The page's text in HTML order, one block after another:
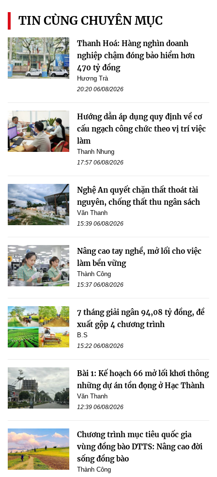
TIN CÙNG CHUYÊN MỤC
Thanh Hoá: Hàng nghìn doanh
nghiệp chậm đóng bảo hiểm hơn
470 tỷ đồng
Hương Trà
20:20 06/08/2026
Hướng dẫn áp dụng quy định về cơ
cấu ngạch công chức theo vị trí việc
làm
Thanh Nhung
17:57 06/08/2026
Nghệ An quyết chặn thất thoát tài
nguyên, chống thất thu ngân sách
Văn Thanh
15:39 06/08/2026
Nâng cao tay nghề, mở lối cho việc
làm bền vững
Thành Công
15:37 06/08/2026
7 tháng giải ngân 94,08 tỷ đồng, đề
xuất gộp 4 chương trình
B.S
15:22 06/08/2026
Bài 1: Kế hoạch 66 mở lối khơi thông
những dự án tồn đọng ở Hạc Thành
Văn Thanh
12:39 06/08/2026
Chương trình mục tiêu quốc gia
vùng đồng bào DTTS: Nâng cao đời
sống đồng bào
Thành Công